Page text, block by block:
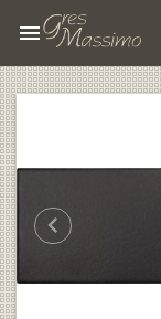
menu
chevron_left